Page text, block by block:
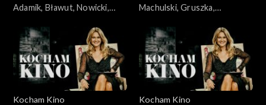
Adamik, Bławut, Nowicki,
Cieślak, 16.09.2008
Machulski, Gruszka,
Kocham Kino
Kocham Kino